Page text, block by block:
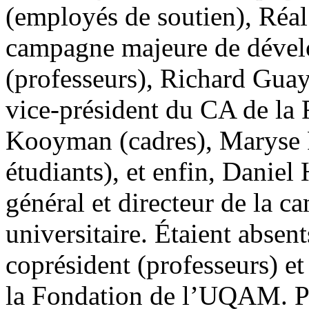
(employés de soutien),
campagne majeure de
(professeurs), Richard
vice-président du CA de
Kooyman (cadres),
étudiants), et enfin, Daniel
général et directeur de la
universitaire. Étaient
coprésident (professeurs)
la Fondation de l’UQAM.